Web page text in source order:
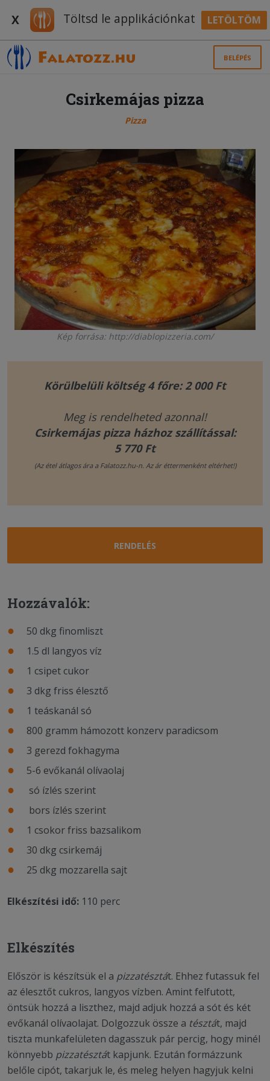
X Töltsd le applikációnkat LETÖLTÖM
BELÉPÉS
Csirkemájas pizza
Pizza
Kép forrása: http://diablopizzeria.com/
Körülbelüli költség 4 főre: 2 000 Ft
Meg is rendelheted azonnal!
Csirkemájas pizza házhoz szállítással:
5 770 Ft
(Az étel átlagos ára a Falatozz.hu-n. Az ár éttermenként eltérhet!)
RENDELÉS
Hozzávalók:
50 dkg finomliszt
1.5 dl langyos víz
1 csipet cukor
3 dkg friss élesztő
1 teáskanál só
800 gramm hámozott konzerv paradicsom
3 gerezd fokhagyma
5-6 evőkanál olívaolaj
só ízlés szerint
bors ízlés szerint
1 csokor friss bazsalikom
30 dkg csirkemáj
25 dkg mozzarella sajt
Elkészítési idő: 110 perc
Elkészítés
Először is készítsük el a pizzatésztát. Ehhez futassuk fel
az élesztőt cukros, langyos vízben. Amint felfutott,
öntsük hozzá a liszthez, majd adjuk hozzá a sót és két
evőkanál olívaolajat. Dolgozzuk össze a tésztát, majd
tiszta munkafelületen dagasszuk pár percig, hogy minél
könnyebb pizzatésztát kapjunk. Ezután formázzunk
belőle cipót, takarjuk le, és meleg helyen hagyjuk kelni